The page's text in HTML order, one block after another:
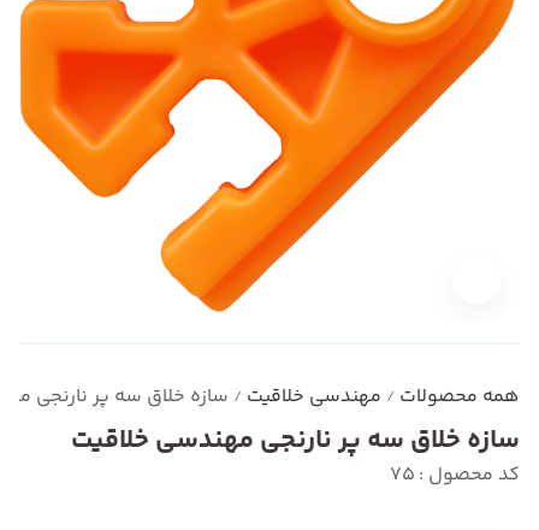
همه محصولات / مهندسی خلاقیت / سازه خلاق سه پر نارنجی
سازه خلاق سه پر نارنجی مهندسی خلاقیت
کد محصول : 75